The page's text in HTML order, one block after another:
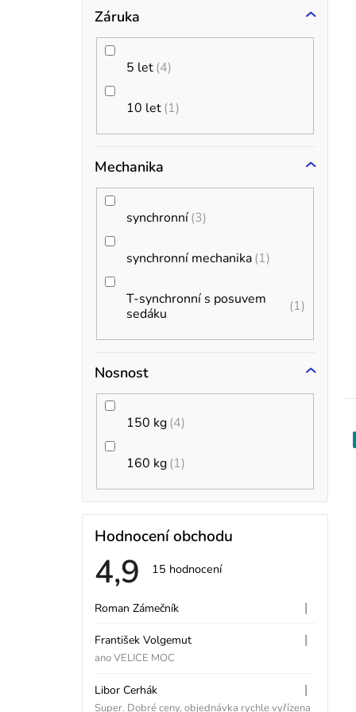
a
n
Záruka
5 let 4
10 let 1
Mechanika
synchronní 3
synchronní mechanika 1
T-synchronní s posuvem
sedáku
1
Nosnost
150 kg 4
160 kg 1
Hodnocení obchodu
4,9 Průměrné
je
5
hvězdiček.
15 hodnocení
V
ý
p
i
Roman Zámečník Hodnocení obchodu
|
František Volgemut Hodnocení obchodu
|
ano VELICE MOC
Libor Cerhák Hodnocení obchodu
|
Super. Dobré ceny, objednávka rychle vyřízena